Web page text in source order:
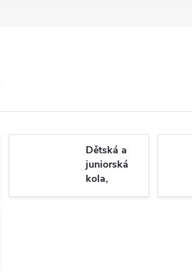
Dětská a
juniorská
kola,
odrážedla